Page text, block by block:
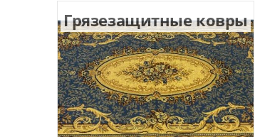
Грязезащитные ковры